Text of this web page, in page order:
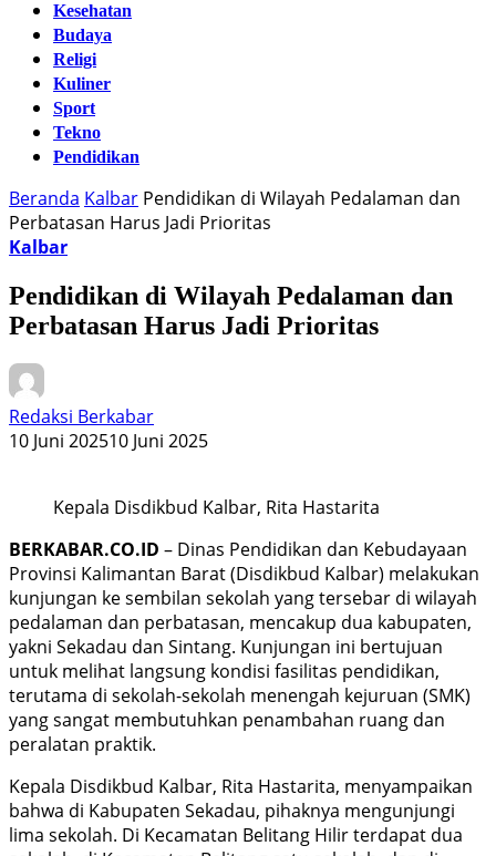
Kesehatan
Budaya
Religi
Kuliner
Sport
Tekno
Pendidikan
Beranda Kalbar Pendidikan di Wilayah Pedalaman dan
Perbatasan Harus Jadi Prioritas
Kalbar
Pendidikan di Wilayah Pedalaman dan
Perbatasan Harus Jadi Prioritas
Redaksi Berkabar
10 Juni 202510 Juni 2025
Kepala Disdikbud Kalbar, Rita Hastarita
BERKABAR.CO.ID – Dinas Pendidikan dan Kebudayaan
Provinsi Kalimantan Barat (Disdikbud Kalbar) melakukan
kunjungan ke sembilan sekolah yang tersebar di wilayah
pedalaman dan perbatasan, mencakup dua kabupaten,
yakni Sekadau dan Sintang. Kunjungan ini bertujuan
untuk melihat langsung kondisi fasilitas pendidikan,
terutama di sekolah-sekolah menengah kejuruan (SMK)
yang sangat membutuhkan penambahan ruang dan
peralatan praktik.
Kepala Disdikbud Kalbar, Rita Hastarita, menyampaikan
bahwa di Kabupaten Sekadau, pihaknya mengunjungi
lima sekolah. Di Kecamatan Belitang Hilir terdapat dua